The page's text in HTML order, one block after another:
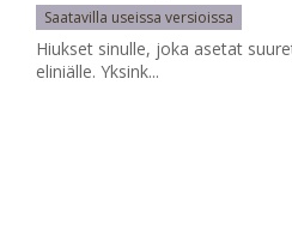
Saatavilla useissa versioissa
Hiukset sinulle, joka asetat
eliniälle. Yksink...